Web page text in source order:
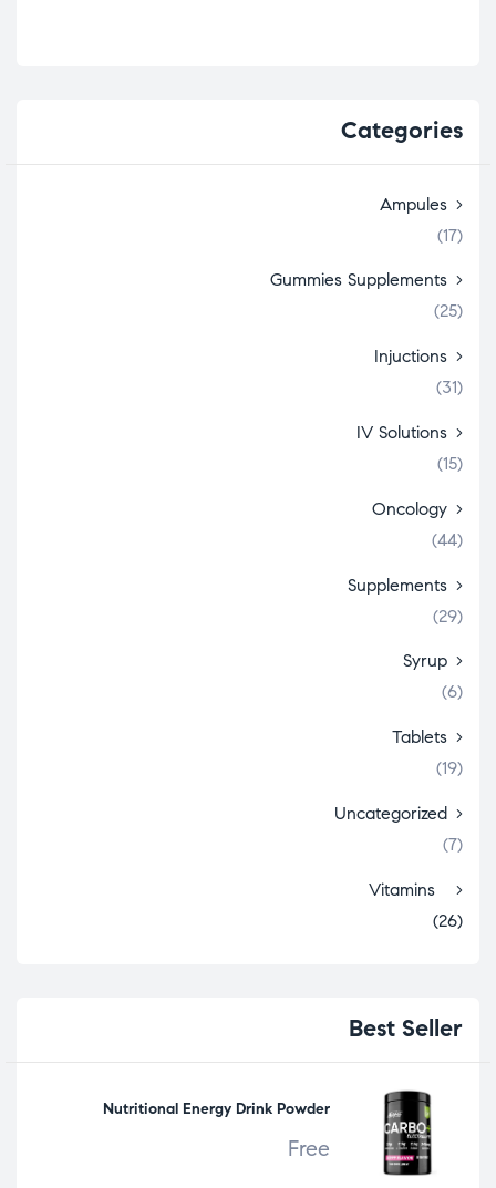
Categories
Ampules
(17)
Gummies Supplements
(25)
Injuctions
(31)
IV Solutions
(15)
Oncology
(44)
Supplements
(29)
Syrup
(6)
Tablets
(19)
Uncategorized
(7)
Vitamins
(26)
Best Seller
Nutritional Energy Drink Powder
Free